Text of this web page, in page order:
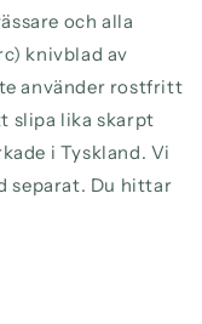
och alla
knivblad av
använder rostfritt
slipa lika skarpt
i Tyskland. Vi
separat. Du hittar